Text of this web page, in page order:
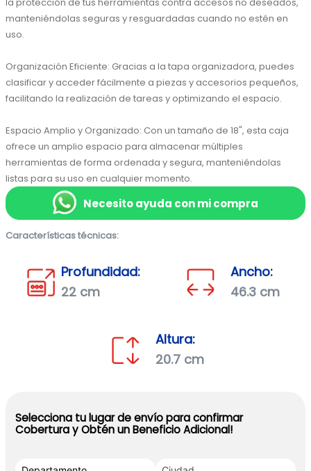
manteniéndolas seguras y resguardadas cuando no estén en
uso.
Organización Eficiente: Gracias a la tapa organizadora, puedes
clasificar y acceder fácilmente a piezas y accesorios pequeños,
facilitando la realización de tareas y optimizando el espacio.
Espacio Amplio y Organizado: Con un tamaño de 18", esta caja
ofrece un amplio espacio para almacenar múltiples
herramientas de forma ordenada y segura, manteniéndolas
listas para su uso en cualquier momento.
Necesito ayuda con mi compra
Características técnicas:
Profundidad:
22 cm
Ancho:
46.3 cm
Altura:
20.7 cm
Selecciona tu lugar de envío para confirmar
Cobertura y Obtén un Beneficio Adicional!